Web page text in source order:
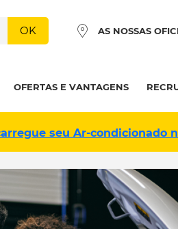
OK AS NOSSAS
OFERTAS E VANTAGENS
seu Ar-condicionado